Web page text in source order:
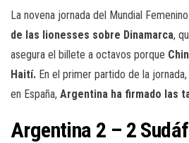
La novena jornada del Mundial
de las lionesses sobre Dinamarca,
asegura el billete a octavos porque
Haití. En el primer partido de la
en España, Argentina ha firmado las
Argentina 2 – 2